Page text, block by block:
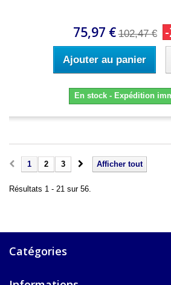
75,97 € 102,47 €
Ajouter au panier
En stock - Expédition
Afficher tout
1 2 3
Résultats 1 - 21 sur 56.
Catégories